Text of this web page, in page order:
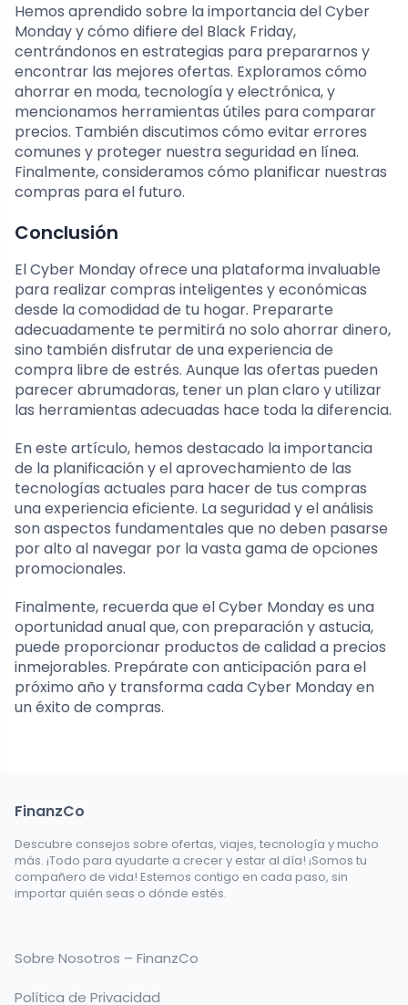
Hemos aprendido sobre la importancia del Cyber
Monday y cómo difiere del Black Friday,
centrándonos en estrategias para prepararnos y
encontrar las mejores ofertas. Exploramos cómo
ahorrar en moda, tecnología y electrónica, y
mencionamos herramientas útiles para comparar
precios. También discutimos cómo evitar errores
comunes y proteger nuestra seguridad en línea.
Finalmente, consideramos cómo planificar nuestras
compras para el futuro.
Conclusión
El Cyber Monday ofrece una plataforma invaluable
para realizar compras inteligentes y económicas
desde la comodidad de tu hogar. Prepararte
adecuadamente te permitirá no solo ahorrar dinero,
sino también disfrutar de una experiencia de
compra libre de estrés. Aunque las ofertas pueden
parecer abrumadoras, tener un plan claro y utilizar
las herramientas adecuadas hace toda la diferencia.
En este artículo, hemos destacado la importancia
de la planificación y el aprovechamiento de las
tecnologías actuales para hacer de tus compras
una experiencia eficiente. La seguridad y el análisis
son aspectos fundamentales que no deben pasarse
por alto al navegar por la vasta gama de opciones
promocionales.
Finalmente, recuerda que el Cyber Monday es una
oportunidad anual que, con preparación y astucia,
puede proporcionar productos de calidad a precios
inmejorables. Prepárate con anticipación para el
próximo año y transforma cada Cyber Monday en
un éxito de compras.
FinanzCo
Descubre consejos sobre ofertas, viajes, tecnología y mucho
más. ¡Todo para ayudarte a crecer y estar al día! ¡Somos tu
compañero de vida! Estemos contigo en cada paso, sin
importar quién seas o dónde estés.
Sobre Nosotros – FinanzCo
Política de Privacidad